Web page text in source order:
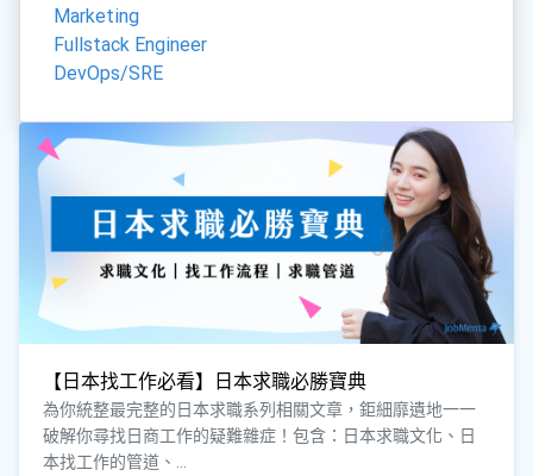
Marketing
Fullstack Engineer
DevOps/SRE
【日本找工作必看】日本求職必勝寶典
為你統整最完整的日本求職系列相關文章，鉅細靡遺地一一
破解你尋找日商工作的疑難雜症！包含：日本求職文化、日
本找工作的管道、...